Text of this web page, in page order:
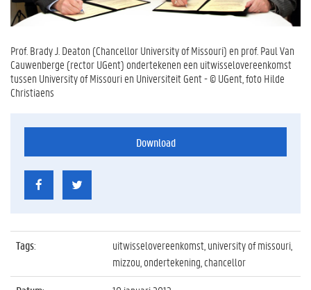
Prof. Brady J. Deaton (Chancellor University of Missouri) en prof. Paul Van
Cauwenberge (rector UGent) ondertekenen een uitwisselovereenkomst
tussen University of Missouri en Universiteit Gent - © UGent, foto Hilde
Christiaens
Download
Tags:
uitwisselovereenkomst, university of missouri,
mizzou, ondertekening, chancellor